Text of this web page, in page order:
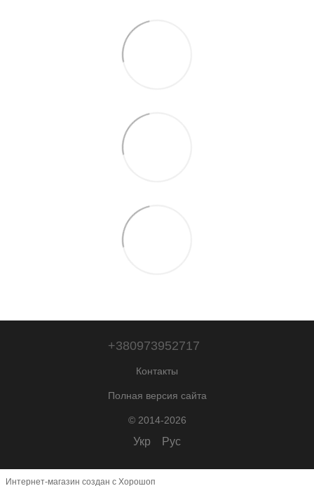
+380973952717
Контакты
Полная версия сайта
© 2014-2026
Укр Рус
Интернет-магазин создан с Хорошоп